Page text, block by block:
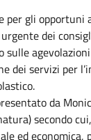
per gli opportuni
dei
sulle
dei servizi per
da
secondo
ed economica,